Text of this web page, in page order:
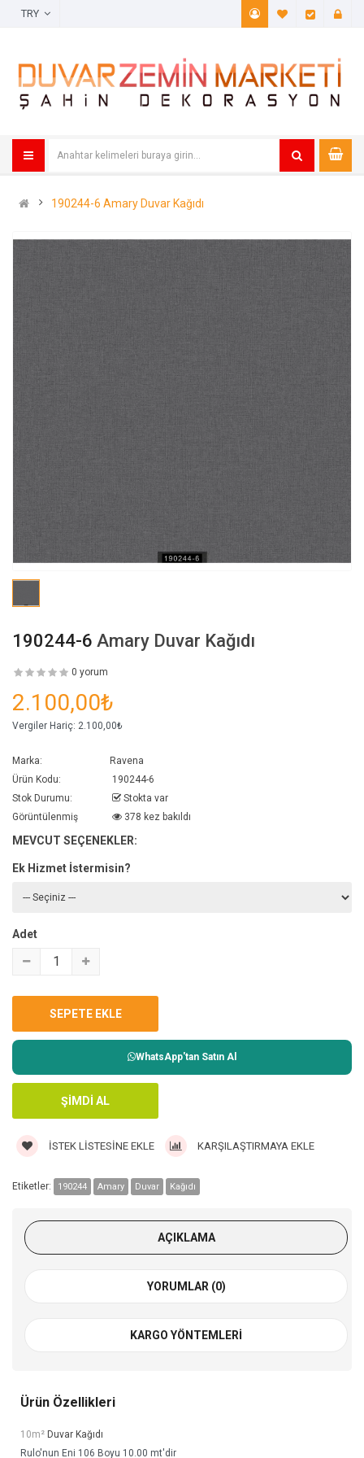
A. Listem
190244-6 Amary Duvar Kağıdı
190244-6 Amary Duvar Kağıdı
0 yorum
2.100,00₺
Vergiler Hariç: 2.100,00₺
Marka:
Ravena
Ürün Kodu:
190244-6
Stok Durumu:
Stokta var
Görüntülenmiş
378 kez bakıldı
MEVCUT SEÇENEKLER:
Ek Hizmet İstermisin?
Adet
WhatsApp'tan Satın Al
İSTEK LISTESINE EKLE KARŞILAŞTIRMAYA EKLE
Etiketler: 190244 Amary Duvar Kağıdı
AÇIKLAMA
YORUMLAR (0)
KARGO YÖNTEMLERI
Ürün Özellikleri
10m² Duvar Kağıdı
Rulo'nun Eni 106 Boyu 10.00 mt'dir